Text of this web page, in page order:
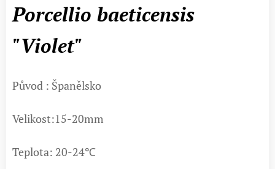
Porcellio baeticensis
"Violet"
Původ : Španělsko
Velikost:15-20mm
Teplota: 20-24℃